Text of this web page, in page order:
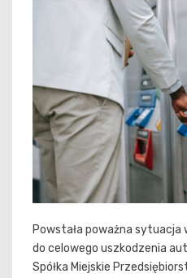
Powstała poważna sytuacja
do celowego uszkodzenia
Spółka Miejskie